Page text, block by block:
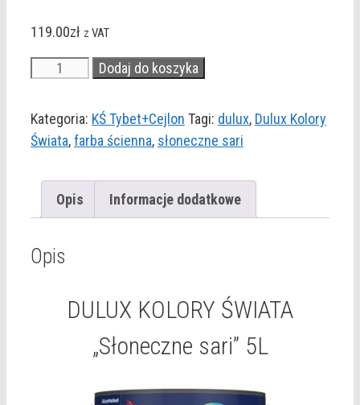
119.00zł z VAT
KOLORY
ŚWIATA
Dodaj do koszyka
Kategoria: KŚ Tybet+Cejlon Tagi: dulux, Dulux Kolory
Świata,farba ścienna, słoneczne sari
Opis Informacje dodatkowe
Opis
DULUX KOLORY ŚWIATA
„Słoneczne sari” 5L